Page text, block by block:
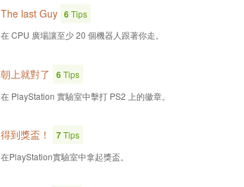
The last Guy 6Tips
在 CPU 廣場讓至少 20 個機器人跟著你走。
朝上就對了 6Tips
在 PlayStation 實驗室中擊打 PS2 上的徽章。
得到獎盃！ 7Tips
在PlayStation實驗室中拿起獎盃。